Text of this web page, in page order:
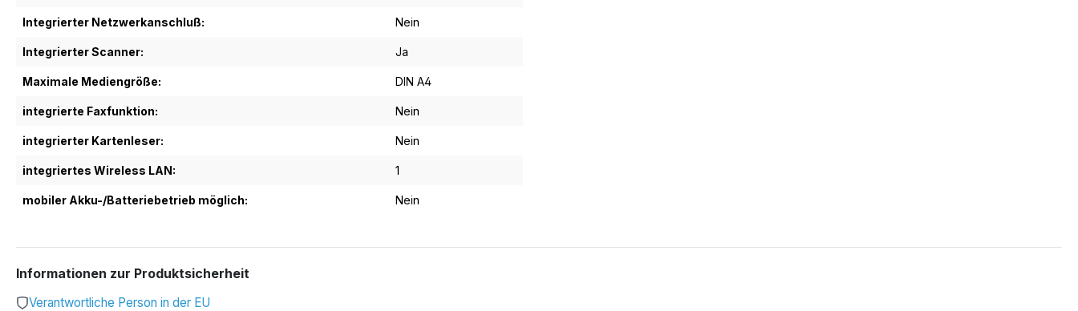
Integrierter Netzwerkanschluß: Nein
Integrierter Scanner: Ja
Maximale Mediengröße: DIN A4
integrierte Faxfunktion: Nein
integrierter Kartenleser: Nein
integriertes Wireless LAN: 1
mobiler Akku-/Batteriebetrieb möglich: Nein
Informationen zur Produktsicherheit
Verantwortliche Person in der EU